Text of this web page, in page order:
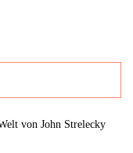
von John Strelecky